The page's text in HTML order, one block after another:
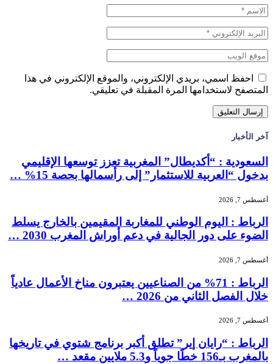
احفظ اسمي، بريدي الإلكتروني، والموقع الإلكتروني في هذا
المتصفح لاستخدامها المرة المقبلة في تعليقي.
آخر الأخبار
السعودية : “أكديطال” المغربية تعزز توسعها الإقليمي
بدخول “العربية للاستثمار” إلى رأسمالها بحصة 15% …
أغسطس 7, 2026
الرباط : اليوم الوطني للمغاربة المقيمين بالخارج يسلط
الضوء على دور الجالية في دعم أوراش المغرب 2030 …
أغسطس 7, 2026
الرباط : 71% من الصناعيين يعتبرون مناخ الأعمال عادياً
خلال الفصل الثاني من 2026 …
أغسطس 7, 2026
الرباط : “رايان إير” تطلق أكبر برنامج شتوي في تاريخها
بالمغرب بـ156 خطًا جوياً و5.3 ملايين مقعد …